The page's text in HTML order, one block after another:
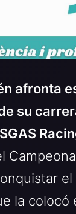
afronta
su
la colocó